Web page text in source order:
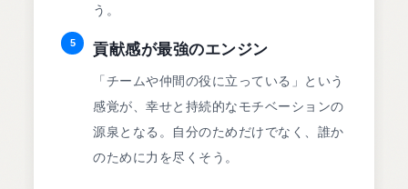
う。
5 貢献感が最強のエンジン
「チームや仲間の役に立っている」という
感覚が、幸せと持続的なモチベーションの
源泉となる。自分のためだけでなく、誰か
のために力を尽くそう。